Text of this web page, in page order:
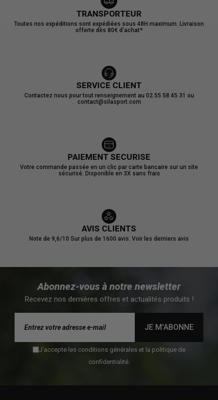
TRANSPORTEUR
Toutes nos expéditions sont expédiées sous 48H maximum. Livraison
offerte dès 80€ d’achat*
SERVICE CLIENT
Contactez nous pour tout renseignement au 02 55 58 45 31 ou
contact@silasport.com
PAIEMENT SECURISE
Votre commande passée en un clic par carte bancaire sur un site
sécurisé. Disponible en 3X sans frais
AVIS CLIENTS
Note de 9,6/10 Sur plus de 1600 avis. Voir les derniers avis
Abonnez-vous à notre newsletter
Recevez nos dernières offres et actualités produits !
JE M'ABONNE
J'accepte les conditions générales et la politique de
confidentialité.